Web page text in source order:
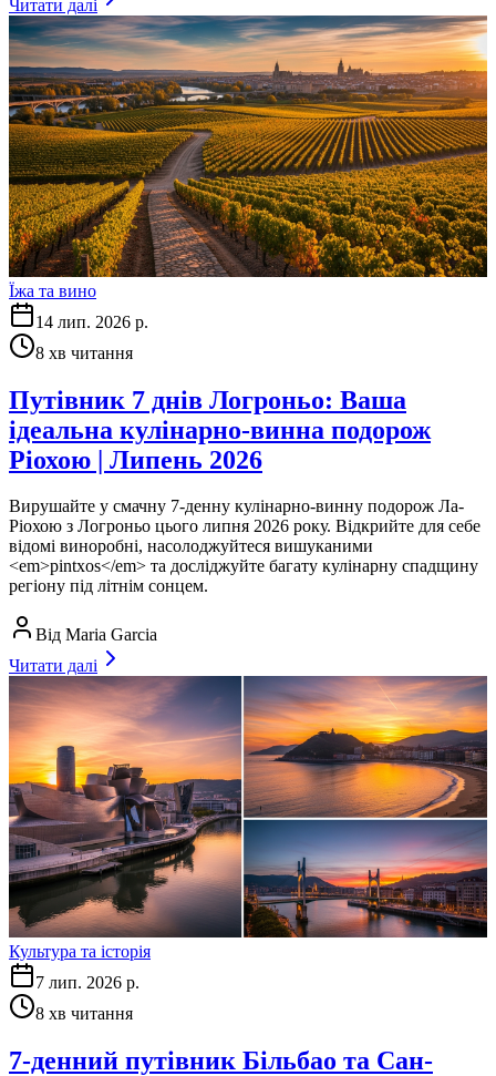
Читати далі
Їжа та вино
14 лип. 2026 р.
8 хв читання
Путівник 7 днів Логроньо: Ваша
ідеальна кулінарно-винна подорож
Ріохою | Липень 2026
Вирушайте у смачну 7-денну кулінарно-винну подорож Ла-
Ріохою з Логроньо цього липня 2026 року. Відкрийте для себе
відомі виноробні, насолоджуйтеся вишуканими
<em>pintxos</em> та досліджуйте багату кулінарну спадщину
регіону під літнім сонцем.
Від Maria Garcia
Читати далі
Культура та історія
7 лип. 2026 р.
8 хв читання
7-денний путівник Більбао та Сан-